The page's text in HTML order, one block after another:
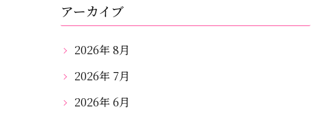
アーカイブ
2026年 8月
2026年 7月
2026年 6月